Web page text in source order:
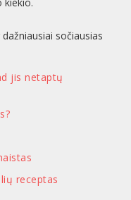
kiekio.
sočiausias
jis netaptų
receptas